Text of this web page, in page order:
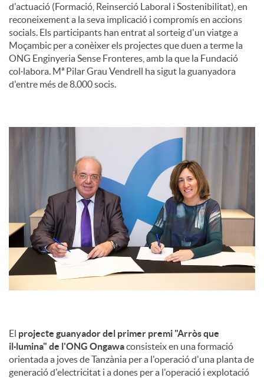
d'actuació (Formació, Reinserció Laboral i Sostenibilitat), en
reconeixement a la seva implicació i compromís en accions
socials. Els participants han entrat al sorteig d'un viatge a
Moçambic per a conèixer els projectes que duen a terme la
ONG Enginyeria Sense Fronteres, amb la que la Fundació
col·labora. Mª Pilar Grau Vendrell ha sigut la guanyadora
d'entre més de 8.000 socis.
El projecte guanyador del primer premi "Arròs que
il·lumina" de l'ONG Ongawaconsisteix en una formació
orientada a joves de Tanzània per a l'operació d'una planta de
generació d'electricitat i a dones per a l'operació i explotació